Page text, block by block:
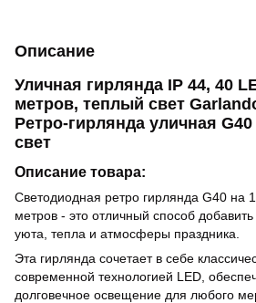
Описание
Уличная гирлянда IP 44, 40
метров, теплый свет
Ретро-гирлянда уличная
свет
Описание товара:
Светодиодная ретро гирлянда G40 на
метров - это отличный способ
уюта, тепла и атмосферы праздника.
Эта гирлянда сочетает в себе
современной технологией LED,
долговечное освещение для любого